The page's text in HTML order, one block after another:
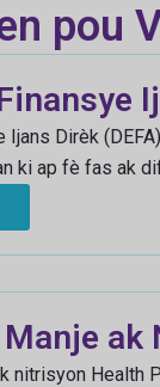
pou
Ijans Dirèk
ki ap fè fas ak
ak
nitrisyon Health